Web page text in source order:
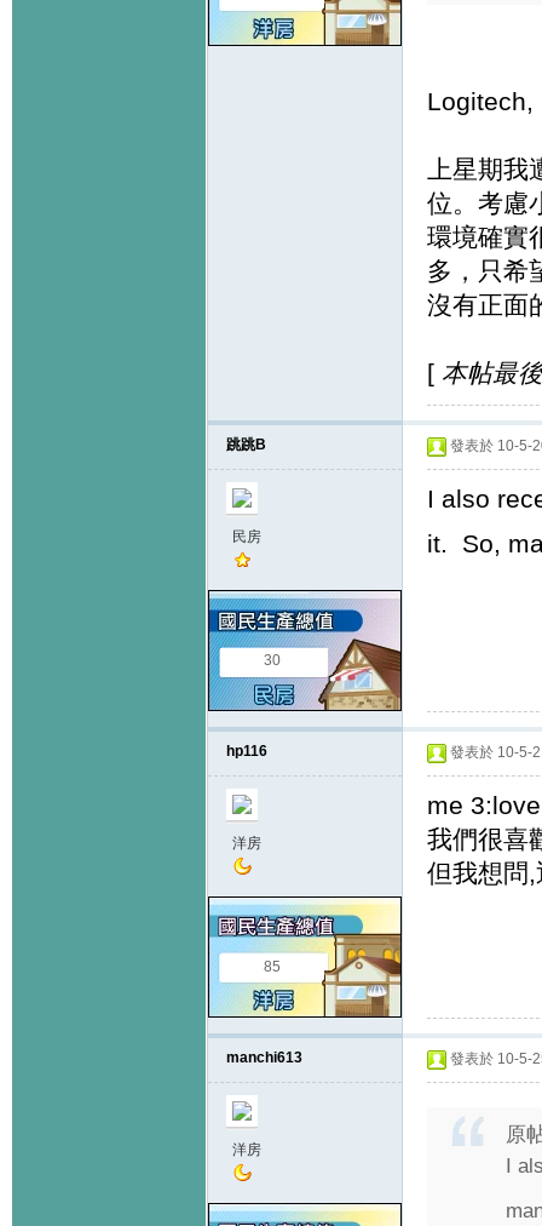
Logitech,
上星期
位。考慮
環境確實
多，只希
沒有正面
[ 本帖最
跳跳B
民房
30
發表於 10-5-
I also
it. So,
hp116
洋房
85
發表於 10-5-
me
我們很喜
但我想問
manchi613
洋房
發表於 10-5-
原
I